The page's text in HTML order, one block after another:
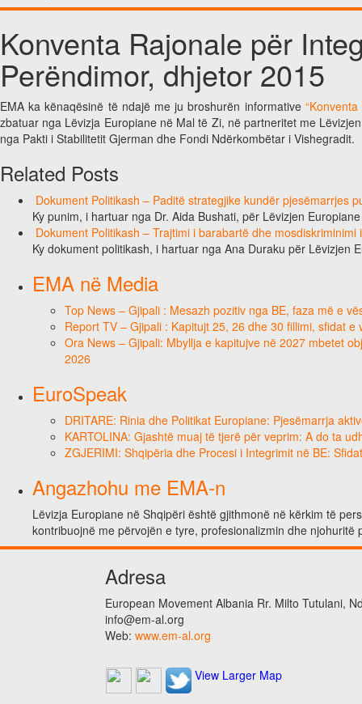
Konventa Rajonale për
Perëndimor, dhjetor 2015
EMA ka kënaqësinë të ndajë me ju broshurën informative
zbatuar nga Lëvizja Europiane në Mal të Zi, në partneritet me
nga Pakti i Stabilitetit Gjerman dhe Fondi Ndërkombëtar i Vishegradit.
Related Posts
Dokument Politikash – Paditë strategjike kundër pjesëmarrjes
Ky punim, i hartuar nga Dr. Aida Bushati, për Lëvizjen
Dokument Politikash – Trajtimi i barabartë dhe
Ky dokument politikash, i hartuar nga Ana Duraku për Lëvizjen
EMA në Media
Top News – Gjipali : Mesazh pozitiv nga BE, faza më e
Report TV – Gjipali : Kapitujt 25, 26 dhe 30 fillimi, sfidat
Ora News – Gjipali: Mbyllja e kapitujve në 2027 mbetet
2026
EuroSpeak
DRITARE: Rinia dhe Politikat Europiane: Pjesëmarrja
KARTOLINA: Gjashtë muaj të tjerë për veprim: A do ta
ZGJERIMI: Shqipëria dhe Procesi i Integrimit në BE:
Angazhohu me EMA-n
Lëvizja Europiane në Shqipëri është gjithmonë në kërkim të
kontribuojnë me përvojën e tyre, profesionalizmin dhe
Adresa
European Movement Albania Rr. Milto Tutulani,
info@em-al.org
Web: www.em-al.org
View Larger Map